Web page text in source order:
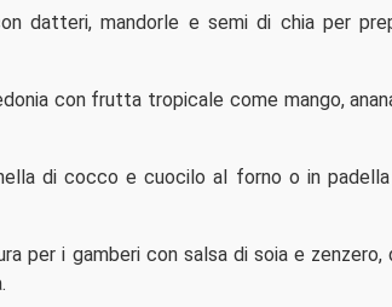
datteri, mandorle e semi di chia per
con frutta tropicale come mango,
di cocco e cuocilo al forno o in
per i gamberi con salsa di soia e zenzero,